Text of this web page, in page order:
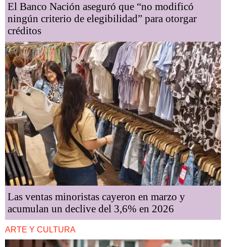
El Banco Nación aseguró que “no modificó
ningún criterio de elegibilidad” para otorgar
créditos
Las ventas minoristas cayeron en marzo y
acumulan un declive del 3,6% en 2026
ARTE Y CULTURA